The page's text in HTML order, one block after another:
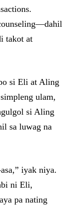
takot at
si Eli at Aling
ulam,
si Aling
sa luwag na
iyak niya.
ni Eli,
pa nating